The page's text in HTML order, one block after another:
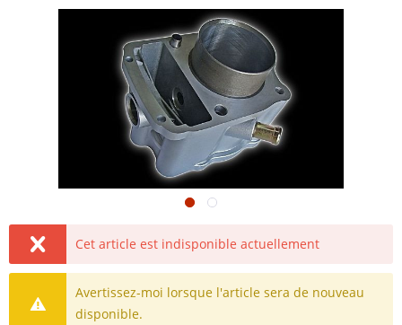
Cet article est indisponible actuellement
Avertissez-moi lorsque l'article sera de nouveau
disponible.